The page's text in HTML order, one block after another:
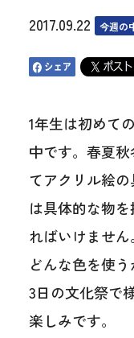
2017.09.22 今週の
1年生は初めて
中です。春夏
てアクリル絵
は具体的な物
ればいけません
どんな色を使
3日の文化祭で
楽しみです。